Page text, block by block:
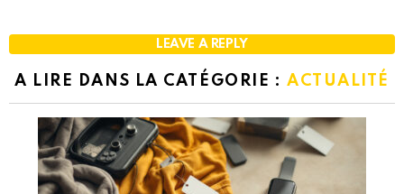
LEAVE A REPLY
A LIRE DANS LA CATÉGORIE : ACTUALITÉ